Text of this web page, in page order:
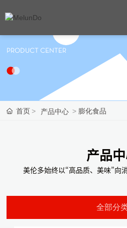
PRODUCT CENTER
首页 产品中心 膨化食品
产品
美伦多始终以“高品质、美味”向
全部分